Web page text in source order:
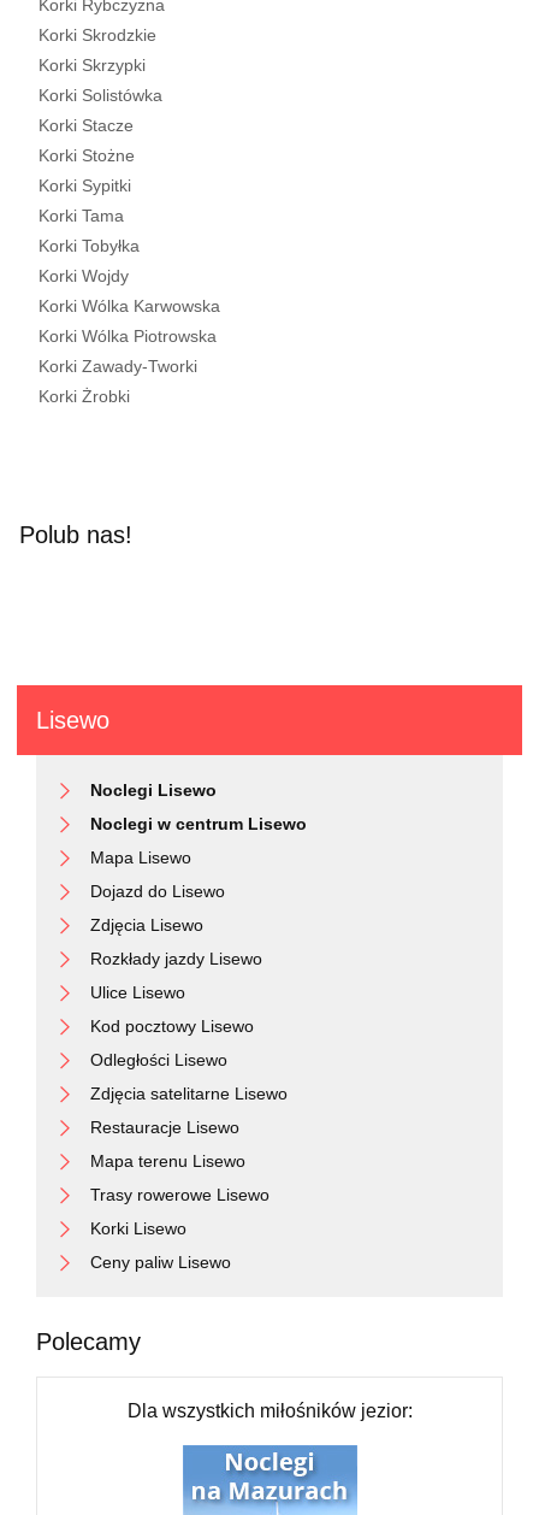
Korki Rybczyzna
Korki Skrodzkie
Korki Skrzypki
Korki Solistówka
Korki Stacze
Korki Stożne
Korki Sypitki
Korki Tama
Korki Tobyłka
Korki Wojdy
Korki Wólka Karwowska
Korki Wólka Piotrowska
Korki Zawady-Tworki
Korki Żrobki
Polub nas!
Lisewo
Noclegi Lisewo
Noclegi w centrum Lisewo
Mapa Lisewo
Dojazd do Lisewo
Zdjęcia Lisewo
Rozkłady jazdy Lisewo
Ulice Lisewo
Kod pocztowy Lisewo
Odległości Lisewo
Zdjęcia satelitarne Lisewo
Restauracje Lisewo
Mapa terenu Lisewo
Trasy rowerowe Lisewo
Korki Lisewo
Ceny paliw Lisewo
Polecamy
Dla wszystkich miłośników jezior: